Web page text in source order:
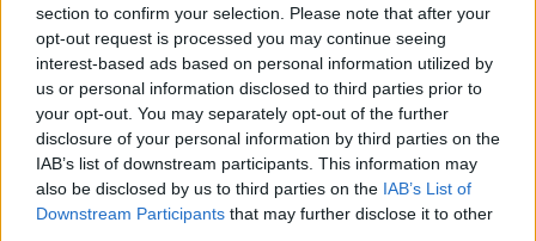
section to confirm your selection. Please note that after your
opt-out request is processed you may continue seeing
interest-based ads based on personal information utilized by
us or personal information disclosed to third parties prior to
your opt-out. You may separately opt-out of the further
disclosure of your personal information by third parties on the
IAB’s list of downstream participants. This information may
also be disclosed by us to third parties on the IAB’s List of
Downstream Participants that may further disclose it to other